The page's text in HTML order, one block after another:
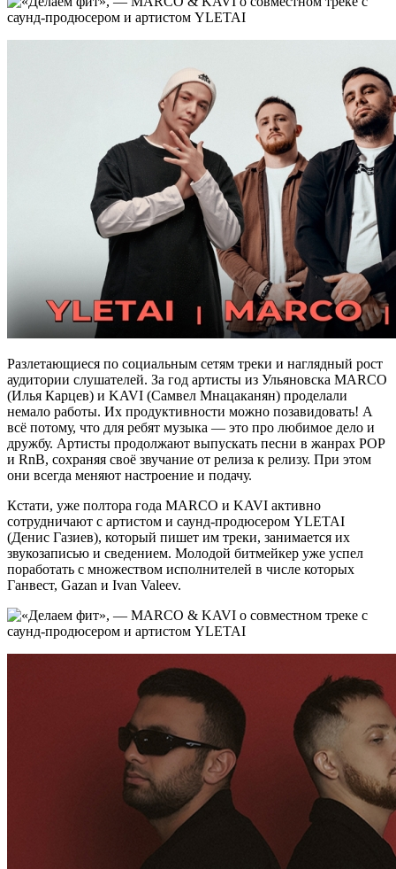
Разлетающиеся по социальным сетям треки и наглядный рост
аудитории слушателей. За год артисты из Ульяновска MARCO
(Илья Карцев) и KAVI (Самвел Мнацаканян) проделали
немало работы. Их продуктивности можно позавидовать! А
всё потому, что для ребят музыка — это про любимое дело и
дружбу. Артисты продолжают выпускать песни в жанрах POP
и RnB, сохраняя своё звучание от релиза к релизу. При этом
они всегда меняют настроение и подачу.
Кстати, уже полтора года MARCO и KAVI активно
сотрудничают с артистом и саунд-продюсером YLETAI
(Денис Газиев), который пишет им треки, занимается их
звукозаписью и сведением. Молодой битмейкер уже успел
поработать с множеством исполнителей в числе которых
Ганвест, Gazan и Ivan Valeev.